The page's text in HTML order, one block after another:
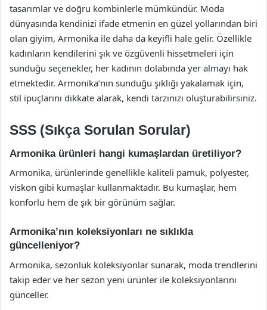
tasarımlar ve doğru kombinlerle mümkündür. Moda
dünyasında kendinizi ifade etmenin en güzel yollarından biri
olan giyim, Armonika ile daha da keyifli hale gelir. Özellikle
kadınların kendilerini şık ve özgüvenli hissetmeleri için
sunduğu seçenekler, her kadının dolabında yer almayı hak
etmektedir. Armonika’nın sunduğu şıklığı yakalamak için,
stil ipuçlarını dikkate alarak, kendi tarzınızı oluşturabilirsiniz.
SSS (Sıkça Sorulan Sorular)
Armonika ürünleri hangi kumaşlardan üretiliyor?
Armonika, ürünlerinde genellikle kaliteli pamuk, polyester,
viskon gibi kumaşlar kullanmaktadır. Bu kumaşlar, hem
konforlu hem de şık bir görünüm sağlar.
Armonika’nın koleksiyonları ne sıklıkla
güncelleniyor?
Armonika, sezonluk koleksiyonlar sunarak, moda trendlerini
takip eder ve her sezon yeni ürünler ile koleksiyonlarını
günceller.